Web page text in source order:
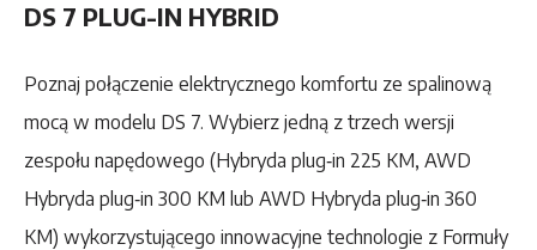
DS 7 PLUG-IN HYBRID
Poznaj połączenie elektrycznego komfortu ze spalinową
mocą w modelu DS 7. Wybierz jedną z trzech wersji
zespołu napędowego (Hybryda plug‑in 225 KM, AWD
Hybryda plug‑in 300 KM lub AWD Hybryda plug‑in 360
KM) wykorzystującego innowacyjne technologie z Formuły